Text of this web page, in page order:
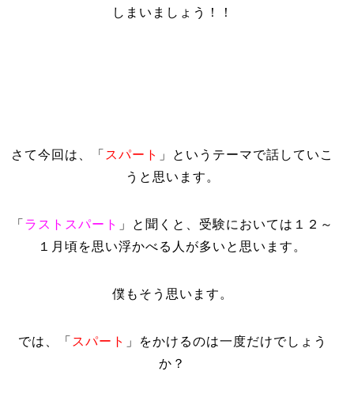
しまいましょう！！
さて今回は、「 スパート 」というテーマで話していこ
うと思います。
「 ラストスパート 」と聞くと、受験においては１２～
１月頃を思い浮かべる人が多いと思います。
僕もそう思います。
では、「 スパート 」をかけるのは一度だけでしょう
か？